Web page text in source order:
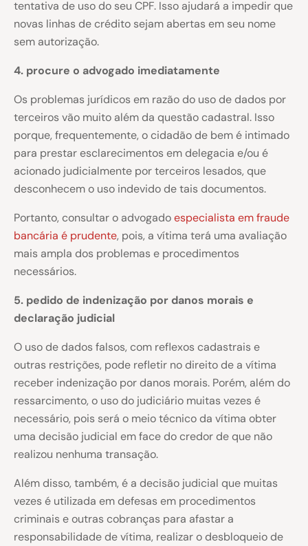
tentativa de uso do seu CPF. Isso ajudará a impedir que
novas linhas de crédito sejam abertas em seu nome
sem autorização.
4. procure o advogado imediatamente
Os problemas jurídicos em razão do uso de dados por
terceiros vão muito além da questão cadastral. Isso
porque, frequentemente, o cidadão de bem é intimado
para prestar esclarecimentos em delegacia e/ou é
acionado judicialmente por terceiros lesados, que
desconhecem o uso indevido de tais documentos.
Portanto, consultar o advogadoespecialista em fraude
bancária é prudente, pois, a vítima terá uma avaliação
mais ampla dos problemas e procedimentos
necessários.
5. pedido de indenização por danos morais e
declaração judicial
O uso de dados falsos, com reflexos cadastrais e
outras restrições, pode refletir no direito de a vítima
receber indenização por danos morais. Porém, além do
ressarcimento, o uso do judiciário muitas vezes é
necessário, pois será o meio técnico da vítima obter
uma decisão judicial em face do credor de que não
realizou nenhuma transação.
Além disso, também, é a decisão judicial que muitas
vezes é utilizada em defesas em procedimentos
criminais e outras cobranças para afastar a
responsabilidade de vítima, realizar o desbloqueio de